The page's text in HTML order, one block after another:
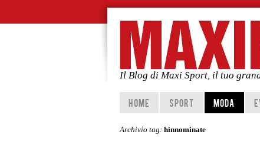
Il Blog di Maxi Sport, il tuo
Vai al contenuto principale
Vai al contenuto secondario
HOME SPORT MODA
Archivio tag: hinnominate